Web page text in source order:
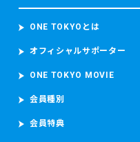
ONE TOKYOとは
オフィシャルサポーター
ONE TOKYO MOVIE
会員種別
会員特典